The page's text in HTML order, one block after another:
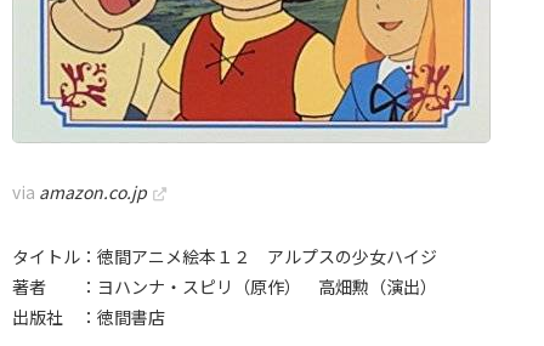
via amazon.co.jp
タイトル：徳間アニメ絵本１２ アルプスの少女ハイジ
著者 ：ヨハンナ・スピリ（原作） 高畑勲（演出）
出版社 ：徳間書店